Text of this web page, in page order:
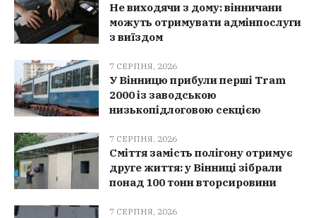
Не виходячи з дому: вінничани
можуть отримувати адмінпослуги
з виїздом
7 СЕРПНЯ, 2026
У Вінницю прибули перші Tram
2000 із заводською
низькопідлоговою секцією
7 СЕРПНЯ, 2026
Сміття замість полігону отримує
друге життя: у Вінниці зібрали
понад 100 тонн вторсировини
7 СЕРПНЯ, 2026